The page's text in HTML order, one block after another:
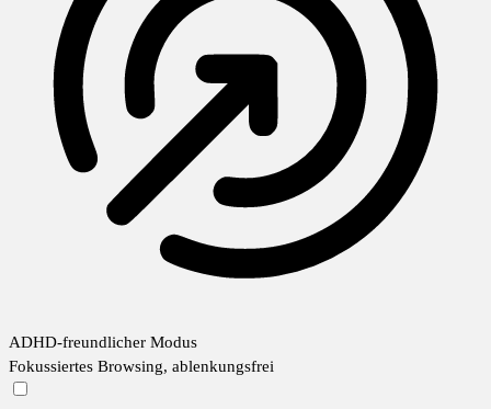
ADHD-freundlicher Modus
Fokussiertes Browsing, ablenkungsfrei